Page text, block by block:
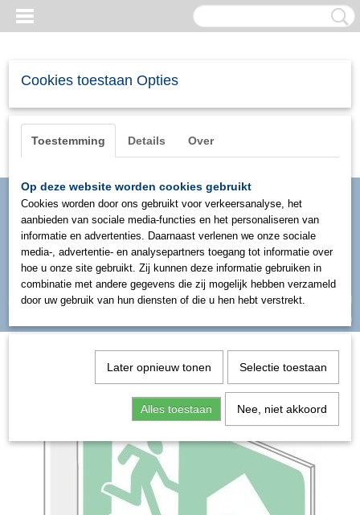
Inloggen Registreren
UW WINKELWAGEN
(0)
Cookies toestaan Opties
Toestemming Details Over
Op deze website worden cookies gebruikt
Cookies worden door ons gebruikt voor verkeersanalyse, het
aanbieden van sociale media-functies en het personaliseren van
informatie en advertenties. Daarnaast verlenen we onze sociale
media-, advertentie- en analysepartners toegang tot informatie over
hoe u onze site gebruikt. Zij kunnen deze informatie gebruiken in
combinatie met andere gegevens die zij mogelijk hebben verzameld
door uw gebruik van hun diensten of die u hen hebt verstrekt.
Later opnieuw tonen Selectie toestaan
Alles toestaan Nee, niet akkoord